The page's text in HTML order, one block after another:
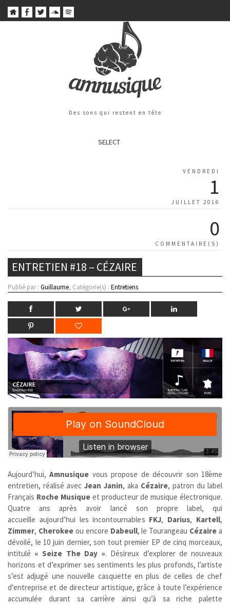
Des sons qui restent en tête
SELECT
VENDREDI
1
JUILLET 2016
0
COMMENTAIRE(S)
ENTRETIEN #18 – CÉZAIRE
Publié par : Guillaume, Catégorie(s) : Entretiens
Aujourd’hui,Amnusique vous propose de découvrir son 18ème
entretien, réalisé avec Jean Janin, aka Cézaire, patron du label
Français Roche Musique et producteur de musique électronique.
Quatre ans après avoir lancé son propre label, qui
accueille aujourd’hui les incontournables FKJ, Darius, Kartell,
Zimmer, Cherokeeou encore Dabeull, le Tourangeau Cézaire a
dévoilé, le 10 juin dernier, son tout premier EP de cinq morceaux,
intitulé « Seize The Day ». Désireux d’explorer de nouveaux
horizons et d’exprimer ses sentiments les plus profonds, l’artiste
s’est adjugé une nouvelle casquette en plus de celles de chef
d’entreprise et de directeur artistique, grâce à toute l’expérience
accumulée durant sa carrière ainsi qu’à sa riche palette